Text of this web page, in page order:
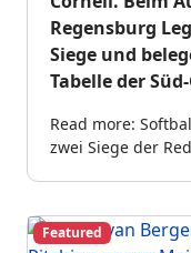
Regensburg
Siege und
Tabelle der
Read more:
zwei Siege der
Featured